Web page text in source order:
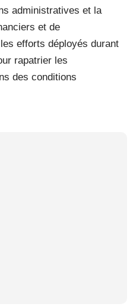
administratives et la
et de
efforts déployés durant
rapatrier les
des conditions